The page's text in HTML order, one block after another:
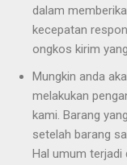
dalam
kecepatan
ongkos kirim
Mungkin anda
melakukan
kami. Barang
setelah barang
Hal umum terjadi